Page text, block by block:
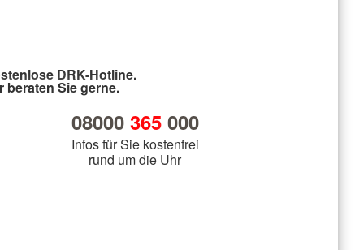
DRK-Hotline.
beraten Sie gerne.
08000 365000
Infos für Sie kostenfrei
rund um die Uhr